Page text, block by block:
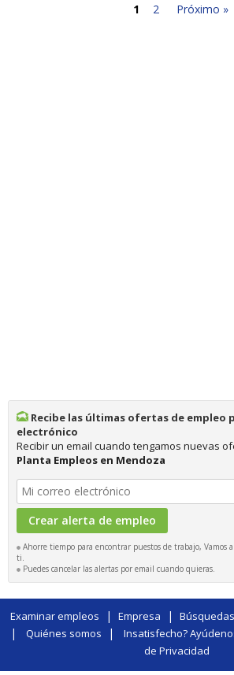
1 2 Próximo »
Recibe las últimas ofertas de empleo
electrónico
Recibir un email cuando tengamos nuevas
Planta Empleos en Mendoza
Ahorre tiempo para encontrar puestos de trabajo, Vamos
ti.
Puedes cancelar las alertas por email cuando quieras.
Examinar empleos | Empresa |
| Quiénes somos | Insatisfecho?
de Privacidad